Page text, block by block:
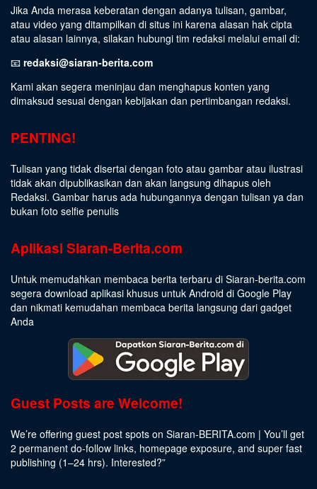
Jika Anda merasa keberatan dengan adanya tulisan, gambar,
atau video yang ditampilkan di situs ini karena alasan hak cipta
atau alasan lainnya, silakan hubungi tim redaksi melalui email di:
📧 redaksi@siaran-berita.com
Kami akan segera meninjau dan menghapus konten yang
dimaksud sesuai dengan kebijakan dan pertimbangan redaksi.
PENTING!
Tulisan yang tidak disertai dengan foto atau gambar atau ilustrasi
tidak akan dipublikasikan dan akan langsung dihapus oleh
Redaksi. Gambar harus ada hubungannya dengan tulisan ya dan
bukan foto selfie penulis
Aplikasi Siaran-Berita.com
Untuk memudahkan membaca berita terbaru di Siaran-berita.com
segera download aplikasi khusus untuk Android di Google Play
dan nikmati kemudahan membaca berita langsung dari gadget
Anda
Guest Posts are Welcome!
We’re offering guest post spots on Siaran-BERITA.com | You’ll get
2 permanent do-follow links, homepage exposure, and super fast
publishing (1–24 hrs). Interested?”